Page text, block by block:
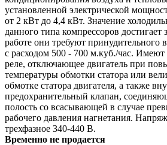
установленной электрической
от 2 кВт до 4,4 кВт. Значение
данного типа компрессоров достигает
работе они требуют принудительного
с расходом 500 - 700 м.куб./час. Имеют
реле, отключающее двигатель при
температуры обмотки статора или
обмотке статора двигателя, а также
предохранительный клапан,
полость со всасывающей в случае
рабочего давления нагнетания.
трехфазное 340-440 В.
Временно не продается